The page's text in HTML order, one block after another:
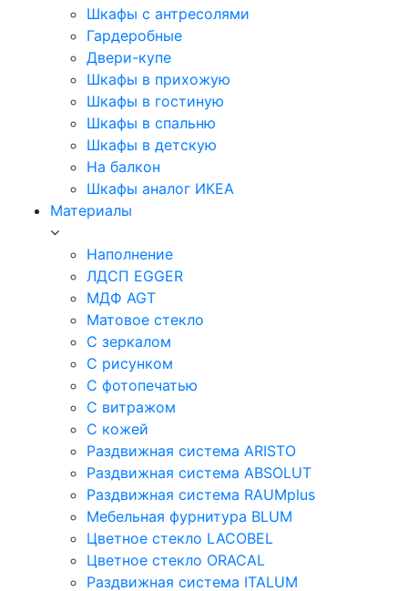
Шкафы с антресолями
Гардеробные
Двери-купе
Шкафы в прихожую
Шкафы в гостиную
Шкафы в спальню
Шкафы в детскую
На балкон
Шкафы аналог ИКЕА
Материалы
Наполнение
ЛДСП EGGER
МДФ AGT
Матовое стекло
С зеркалом
С рисунком
С фотопечатью
С витражом
С кожей
Раздвижная система ARISTO
Раздвижная система ABSOLUT
Раздвижная система RAUMplus
Мебельная фурнитура BLUM
Цветное стекло LACOBEL
Цветное стекло ORACAL
Раздвижная система ITALUM